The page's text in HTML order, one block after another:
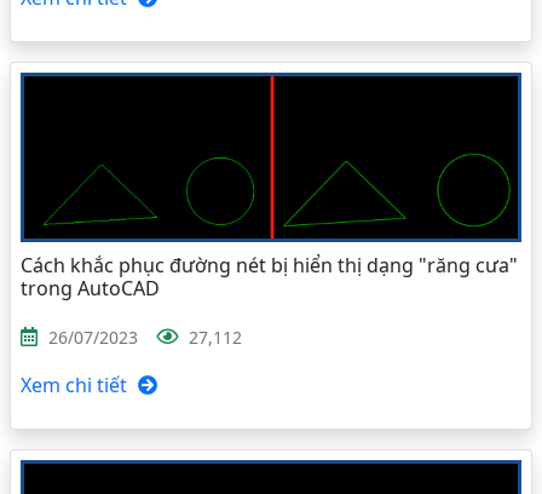
Cách khắc phục đường nét bị hiển thị dạng "răng cưa"
trong AutoCAD
26/07/2023 27,112
Xem chi tiết